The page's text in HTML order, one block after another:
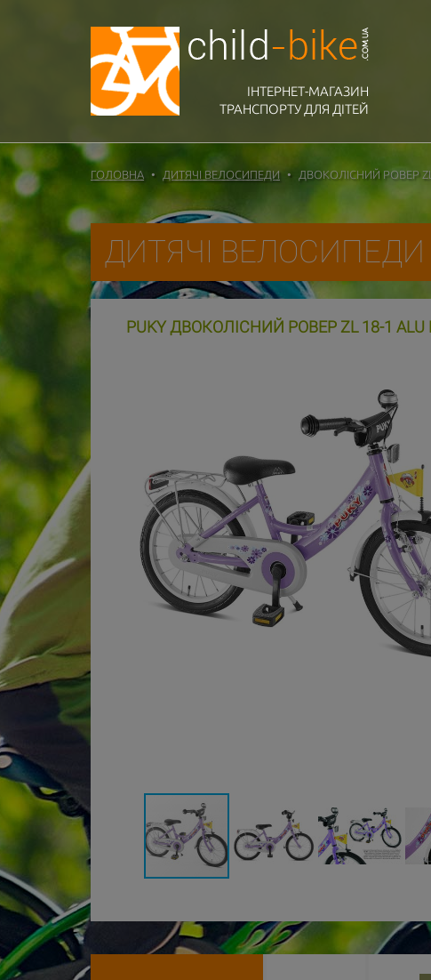
ІНТЕРНЕТ-МАГАЗИН
ТРАНСПОРТУ ДЛЯ ДІТЕЙ
ГОЛОВНА ДИТЯЧІ ВЕЛОСИПЕДИ ДВОКОЛІСНИЙ РОВЕР ZL
ДИТЯЧІ ВЕЛОСИПЕДИ
PUKY ДВОКОЛІСНИЙ РОВЕР ZL 18-1 ALU